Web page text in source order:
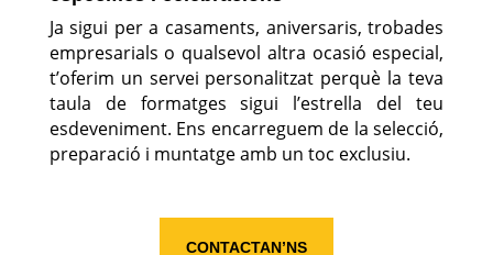
Ja sigui per a casaments, aniversaris, trobades
empresarials o qualsevol altra ocasió especial,
t’oferim un servei personalitzat perquè la teva
taula de formatges sigui l’estrella del teu
esdeveniment. Ens encarreguem de la selecció,
preparació i muntatge amb un toc exclusiu.
CONTACTAN’NS